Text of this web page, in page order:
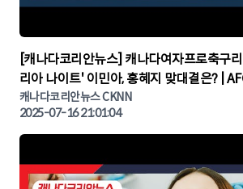
▶
[캐나다코리안뉴스] 캐나다여자프로축구
리아 나이트' 이민아, 홍혜지 맞대결은? |
KOREA NIGHT | 캐나다뉴스 | 토론토뉴스
캐나다코리안뉴스 CKNN
2025-07-16 21:01:04